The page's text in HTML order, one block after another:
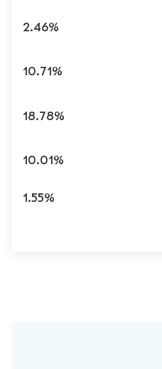
2.46%
10.71%
18.78%
10.01%
1.55%